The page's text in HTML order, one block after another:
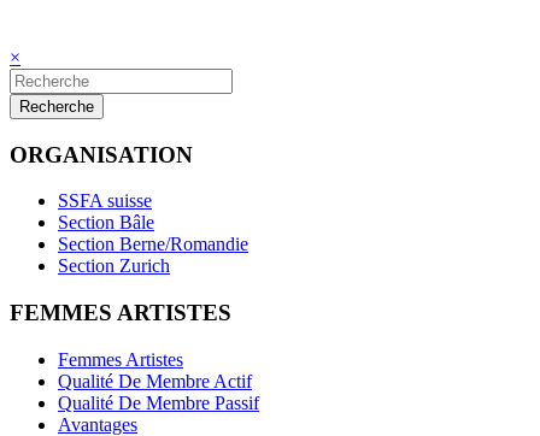
×
Recherche
ORGANISATION
SSFA suisse
Section Bâle
Section Berne/Romandie
Section Zurich
FEMMES ARTISTES
Femmes Artistes
Qualité De Membre Actif
Qualité De Membre Passif
Avantages